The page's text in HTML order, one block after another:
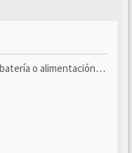
o alimentación eléctri...